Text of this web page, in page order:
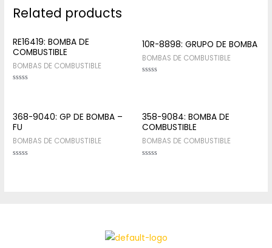
Related products
RE16419: BOMBA DE
COMBUSTIBLE
BOMBAS DE COMBUSTIBLE
5
10R-8898: GRUPO DE BOMBA
BOMBAS DE COMBUSTIBLE
368-9040: GP DE BOMBA –
FU
BOMBAS DE COMBUSTIBLE
358-9084: BOMBA DE
COMBUSTIBLE
BOMBAS DE COMBUSTIBLE